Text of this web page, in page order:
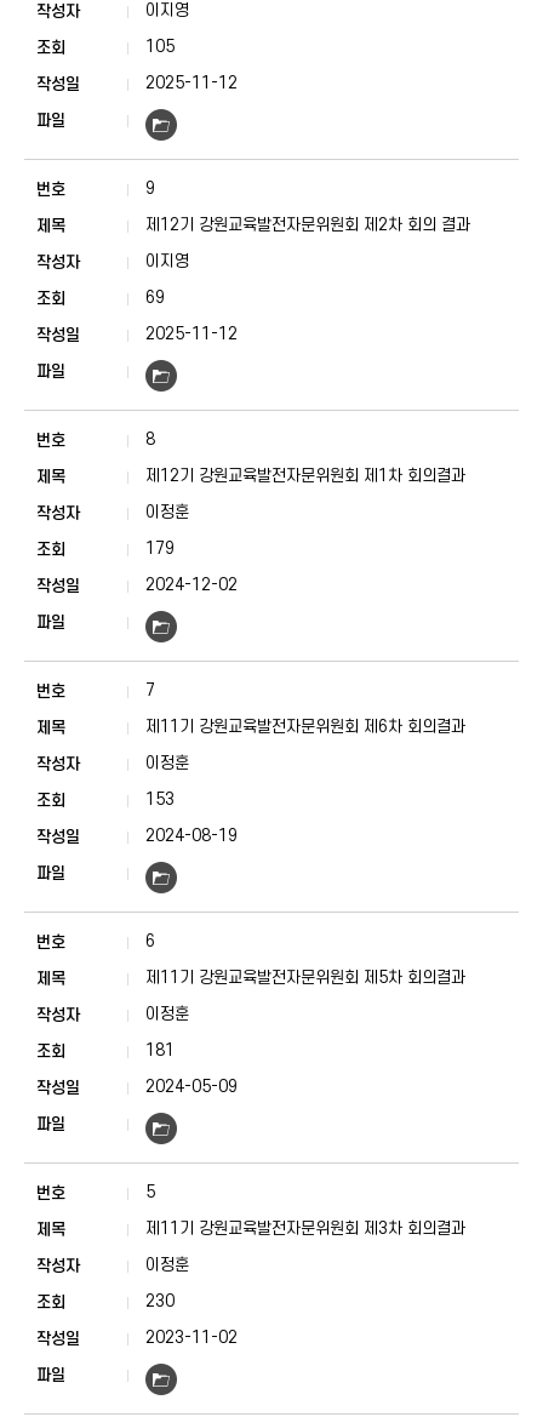
이지영
105
2025-11-12
9
제12기 강원교육발전자문위원회 제2차 회의 결과
이지영
69
2025-11-12
8
제12기 강원교육발전자문위원회 제1차 회의결과
이정훈
179
2024-12-02
7
제11기 강원교육발전자문위원회 제6차 회의결과
이정훈
153
2024-08-19
6
제11기 강원교육발전자문위원회 제5차 회의결과
이정훈
181
2024-05-09
5
제11기 강원교육발전자문위원회 제3차 회의결과
이정훈
230
2023-11-02